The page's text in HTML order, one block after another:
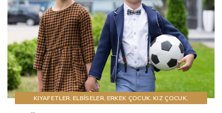
KIYAFETLER ,ELBISELER ERKEK ÇOCUK ,KIZ ÇOCUK